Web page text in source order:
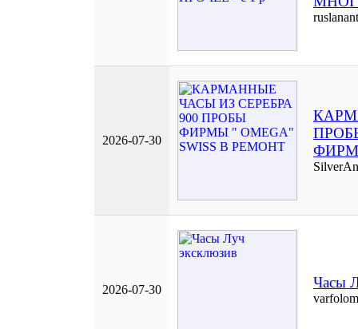
2026-07-30
2026-07-30 Часы